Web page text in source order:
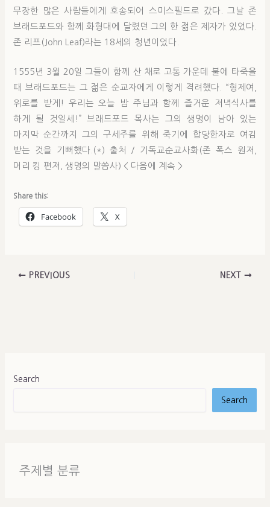
무장한 많은 사람들에게 호송되어 스미스필드로 갔다. 그날 존
브래드포드와 함께 화형대에 달렸던 그의 한 젊은 제자가 있었다.
존 리프(John Leaf)라는 18세의 청년이었다.
1555년 3월 20일 그들이 함께 산 채로 고통 가운데 불에 타죽을
때 브래드포드는 그 젊은 순교자에게 이렇게 격려했다. “형제여,
위로를 받게! 우리는 오늘 밤 주님과 함께 즐거운 저녁식사를
하게 될 것일세!” 브래드포드 목사는 그의 생명이 남아 있는
마지막 순간까지 그의 구세주를 위해 죽기에 합당한자로 여김
받는 것을 기뻐했다.(*) 출처 / 기독교순교사화(존 폭스 원저,
머리 킹 편저, 생명의 말씀사) < 다음에 계속 >
Share this:
Facebook X
PREVIOUS NEXT
Search
Search
주제별 분류